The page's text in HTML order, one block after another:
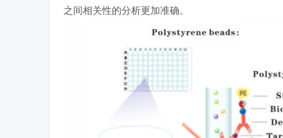
之间相关性的分析更加准确。